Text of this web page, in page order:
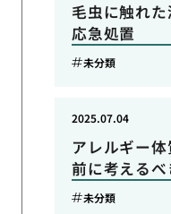
毛虫に触れ
応急処置
未分類
アレルギー
前に考えるべ
2025.07.04
未分類